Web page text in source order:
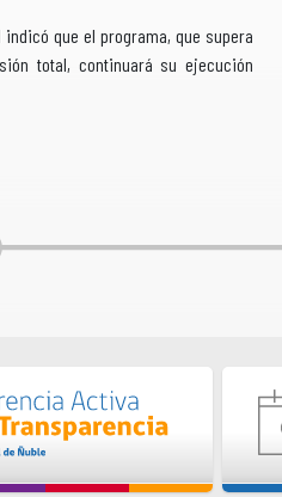
que el programa, que supera
total, continuará su ejecución